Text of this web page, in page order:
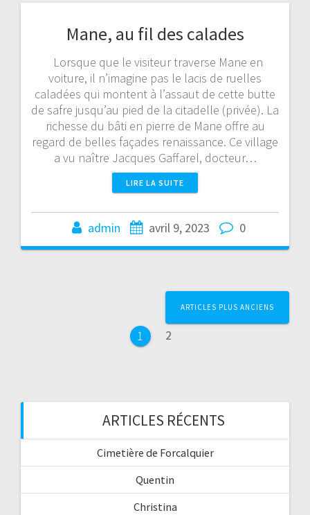
Mane, au fil des calades
Lorsque que le visiteur traverse Mane en
voiture, il n’imagine pas le lacis de ruelles
caladées qui montent à l’assaut de cette butte
de safre jusqu’au pied de la citadelle (privée). La
richesse du bâti en pierre de Mane offre au
regard de belles façades renaissance. Ce village
a vu naître Jacques Gaffarel, docteur…
LIRE LA SUITE
admin avril 9, 2023 0
Page
1 Page
2
ARTICLES PLUS ANCIENS
ARTICLES RÉCENTS
Cimetière de Forcalquier
Quentin
Christina